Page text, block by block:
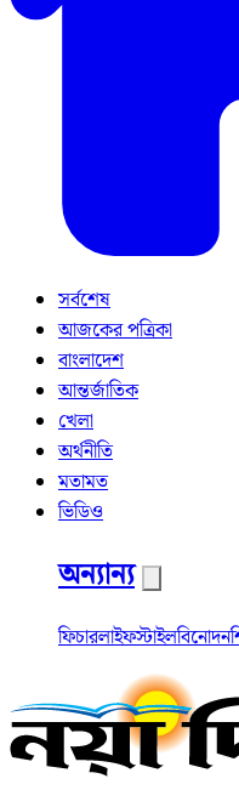
সর্বশেষ
আজকের পত্রিকা
বাংলাদেশ
আন্তর্জাতিক
খেলা
অর্থনীতি
মতামত
ভিডিও
অন্যান্য
ফিচারলাইফস্টাইলবিনোদন